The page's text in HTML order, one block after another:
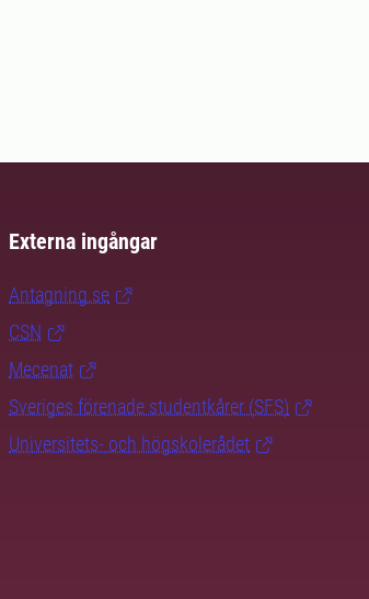
Externa ingångar
Antagning.se
CSN
Mecenat
Sveriges förenade studentkårer (SFS)
Universitets- och högskolerådet